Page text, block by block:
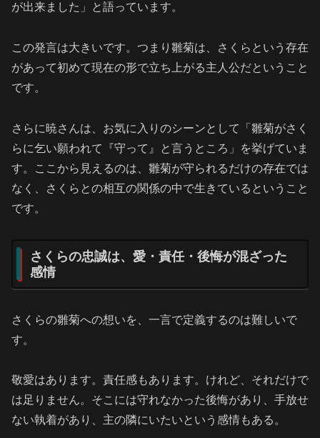
が出来ました」と語っています。
この発言は大きいです。つまり雛菊は、さくらという存在
があって初めて現在の形で立ち上がる主人公だということ
です。
さらに暁さんは、お気に入りのシーンとして「雛菊がさく
らに乞い願われて『守って』と言うところ」を挙げていま
す。ここから見えるのは、雛菊が守られるだけの存在では
なく、さくらとの相互の関係の中で生きているということ
です。
さくらの忠誠は、愛・責任・後悔が混ざった
感情
さくらの雛菊への想いを、一言で定義するのは難しいで
す。
敬愛はあります。責任感もあります。けれど、それだけで
は足りません。そこには守れなかった後悔があり、手放せ
ない執着があり、主の隣にいたいという感情もある。